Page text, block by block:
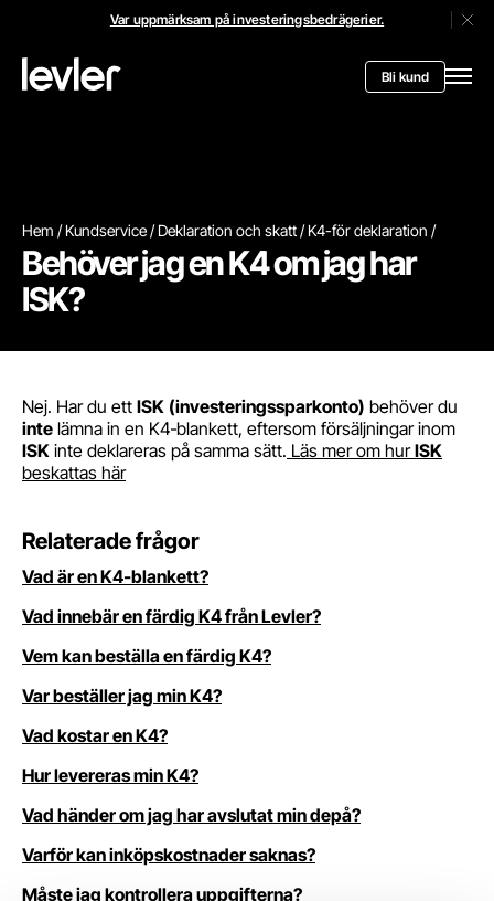
Var uppmärksam på investeringsbedrägerier.
Header.toStartPagee Bli kund
Hem Kundservice Deklaration och skatt K4-för deklaration
Behöver jag en K4 om jag har
ISK?
Nej. Har du ett ISK (investeringssparkonto) behöver du
inte lämna in en K4‑blankett, eftersom försäljningar inom
ISK inte deklareras på samma sätt. Läs mer om hurISK
beskattas här
Relaterade frågor
Vad är en K4‑blankett?
Vad innebär en färdig K4 från Levler?
Vem kan beställa en färdig K4?
Var beställer jag min K4?
Vad kostar en K4?
Hur levereras min K4?
Vad händer om jag har avslutat min depå?
Varför kan inköpskostnader saknas?
Måste jag kontrollera uppgifterna?